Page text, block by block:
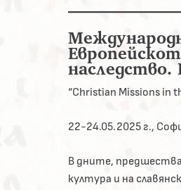
“Christian Missions in
22-24.05.2025 г.,
В дните,
култура и на